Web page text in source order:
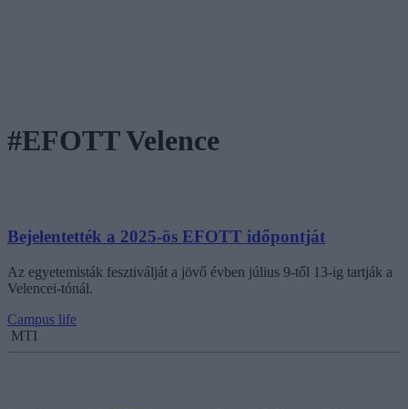
#EFOTT Velence
Bejelentették a 2025-ös EFOTT időpontját
Az egyetemisták fesztiválját a jövő évben július 9-től 13-ig tartják a
Velencei-tónál.
Campus life
MTI